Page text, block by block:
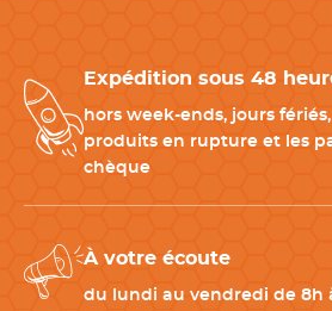
Capacité 50 ml /
Entretien
Non
Couleur(s)
Expédition sous 48
hors week-ends, jours
produits en rupture et les
chèque
À votre écoute
du lundi au vendredi de 8h à